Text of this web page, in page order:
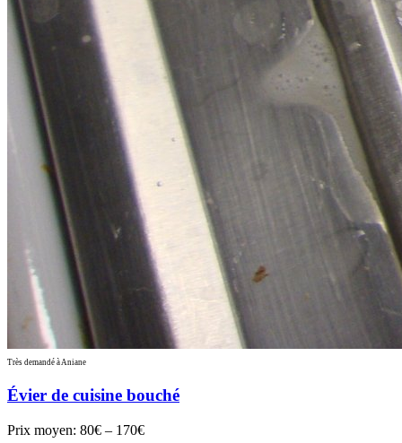
Très demandé à Aniane
Évier de cuisine bouché
Prix moyen: 80€ – 170€